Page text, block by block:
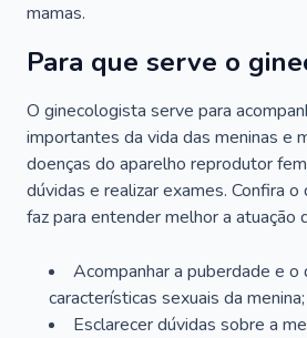
mamas.
Para que serve o
O ginecologista serve para
importantes da vida das meninas e
doenças do aparelho reprodutor
dúvidas e realizar exames. Confira
faz para entender melhor a atuação
Acompanhar a puberdade e
características sexuais da menina;
Esclarecer dúvidas sobre a